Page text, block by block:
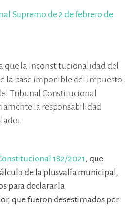
Supremo de 2 de febrero de
que la inconstitucionalidad del
la base imponible del impuesto,
Tribunal Constitucional
la responsabilidad
182/2021, que
de la plusvalía municipal,
para declarar la
que fueron desestimados por